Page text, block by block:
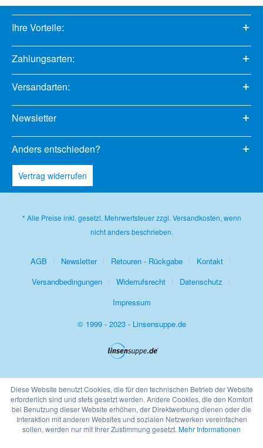
Ihre Vorteile:
Zahlungsarten:
Versandarten:
Newsletter
Anders entschieden?
Vertrag widerrufen
* Alle Preise inkl. gesetzl. Mehrwertsteuer zzgl. Versandkosten, wenn
nicht anders beschrieben.
AGB Newsletter Retouren - Rückgabe
Kontakt
Versandbedingungen
Widerrufsrecht
Datenschutz
Impressum
© 1999 - 2023 - Linsensuppe.de
Diese Website benutzt Cookies, die für den technischen Betrieb der Website
erforderlich sind und stets gesetzt werden. Andere Cookies, die den Komfort
bei Benutzung dieser Website erhöhen, der Direktwerbung dienen oder die
Interaktion mit anderen Websites und sozialen Netzwerken vereinfachen
sollen, werden nur mit Ihrer Zustimmung gesetzt. Mehr Informationen